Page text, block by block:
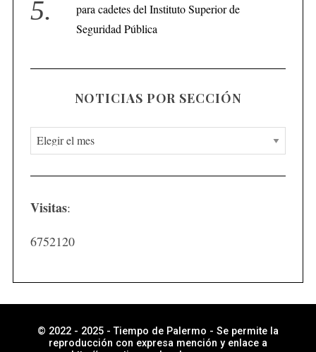
para cadetes del Instituto Superior de
Seguridad Pública
NOTICIAS POR SECCIÓN
N
o
t
c
i
Visitas:
6752120
© 2022 - 2025 - Tiempo de Palermo - Se permite la
reproducción con expresa mención y enlace a